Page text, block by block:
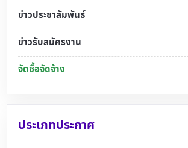
ข่าวประชาสัมพันธ์
ข่าวรับสมัครงาน
จัดซื้อจัดจ้าง
ประเภทประกาศ